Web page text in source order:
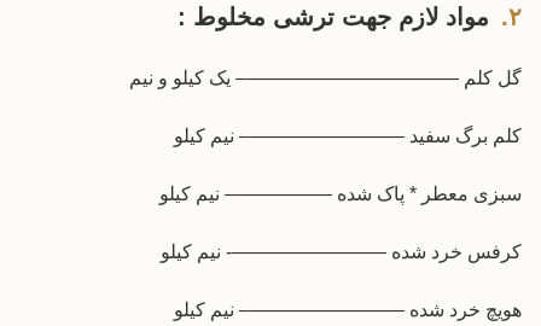
مواد لازم جهت ترشی مخلوط :
گل کلم ———————————– یک کیلو و نیم
کلم برگ سفید ————————– نیم کیلو
سبزی معطر * پاک شده —————– نیم کیلو
کرفس خرد شده ————————- نیم کیلو
هویچ خرد شده ————————– نیم کیلو